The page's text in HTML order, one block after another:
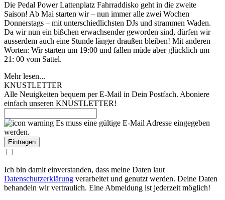
Die Pedal Power Lattenplatz Fahrraddisko geht in die zweite
Saison! Ab Mai starten wir – nun immer alle zwei Wochen
Donnerstags – mit unterschiedlichsten DJs und strammen Waden.
Da wir nun ein bißchen erwachsender geworden sind, dürfen wir
ausserdem auch eine Stunde länger draußen bleiben! Mit anderen
Worten: Wir starten um 19:00 und fallen müde aber glücklich um
21: 00 vom Sattel.
Mehr lesen...
KNUSTLETTER
Alle Neuigkeiten bequem per E-Mail in Dein Postfach. Aboniere
einfach unseren KNUSTLETTER!
Es muss eine gültige E-Mail Adresse eingegeben
werden.
Ich bin damit einverstanden, dass meine Daten laut
Datenschutzerklärung verarbeitet und genutzt werden. Deine Daten
behandeln wir vertraulich. Eine Abmeldung ist jederzeit möglich!